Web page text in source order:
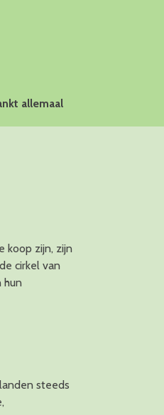
allemaal
koop zijn, zijn
cirkel van
hun
steeds